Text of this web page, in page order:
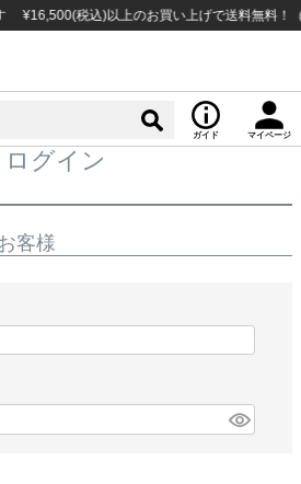
税込)以上のお買い上げで送料無料！
ガイド マイページ
ログイン
客様